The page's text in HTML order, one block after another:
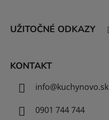
UŽITOČNÉ ODKAZY
KONTAKT
info@kuchynovo.sk
0901 744 744